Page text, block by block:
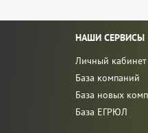
НАШИ СЕРВИСЫ
Личный кабинет
База компаний
База новых
База ЕГРЮЛ